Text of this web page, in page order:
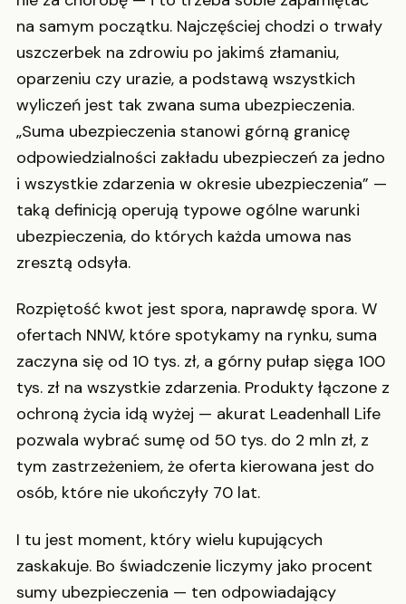
na samym początku. Najczęściej chodzi o trwały
uszczerbek na zdrowiu po jakimś złamaniu,
oparzeniu czy urazie, a podstawą wszystkich
wyliczeń jest tak zwana suma ubezpieczenia.
„Suma ubezpieczenia stanowi górną granicę
odpowiedzialności zakładu ubezpieczeń za jedno
i wszystkie zdarzenia w okresie ubezpieczenia” —
taką definicją operują typowe ogólne warunki
ubezpieczenia, do których każda umowa nas
zresztą odsyła.
Rozpiętość kwot jest spora, naprawdę spora. W
ofertach NNW, które spotykamy na rynku, suma
zaczyna się od 10 tys. zł, a górny pułap sięga 100
tys. zł na wszystkie zdarzenia. Produkty łączone z
ochroną życia idą wyżej — akurat Leadenhall Life
pozwala wybrać sumę od 50 tys. do 2 mln zł, z
tym zastrzeżeniem, że oferta kierowana jest do
osób, które nie ukończyły 70 lat.
I tu jest moment, który wielu kupujących
zaskakuje. Bo świadczenie liczymy jako procent
sumy ubezpieczenia — ten odpowiadający